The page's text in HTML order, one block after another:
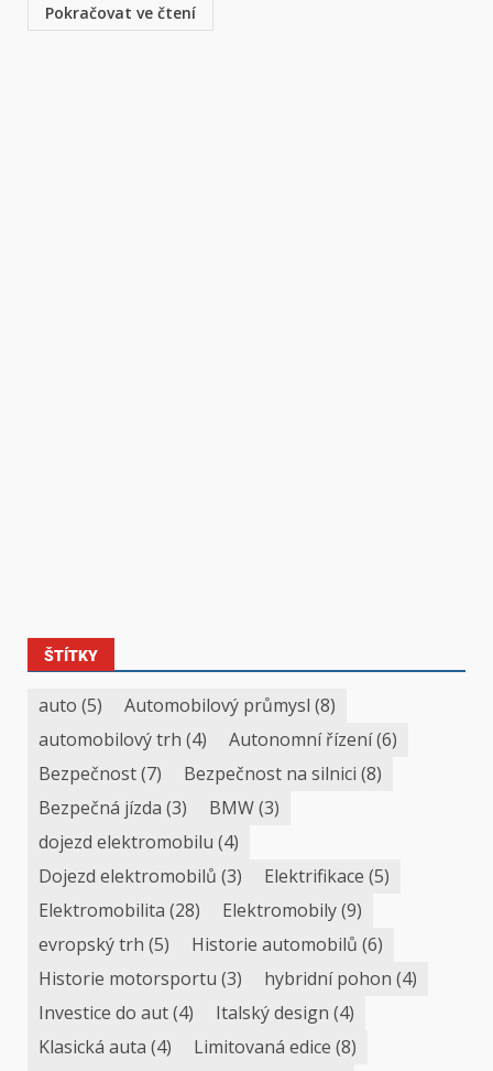
Pokračovat ve čtení
ŠTÍTKY
auto (5) Automobilový průmysl (8)
automobilový trh (4) Autonomní řízení(6)
Bezpečnost(7) Bezpečnost na silnici (8)
Bezpečná jízda (3) BMW(3)
dojezd elektromobilu (4)
Dojezd elektromobilů (3) Elektrifikace (5)
Elektromobilita (28) Elektromobily(9)
evropský trh (5) Historie automobilů (6)
Historie motorsportu (3) hybridní pohon (4)
Investice do aut(4) Italský design (4)
Klasická auta (4) Limitovaná edice (8)